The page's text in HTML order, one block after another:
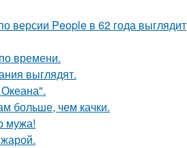
версии People в 62 года выглядит
времени.
выглядят.
больше, чем качки.
мужа!